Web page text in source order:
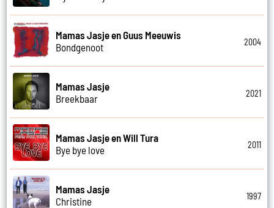
Mamas Jasje en Guus Meeuwis
Bondgenoot
2004
Mamas Jasje
Breekbaar
2021
Mamas Jasje en Will Tura
Bye bye love
2011
Mamas Jasje
Christine
1997